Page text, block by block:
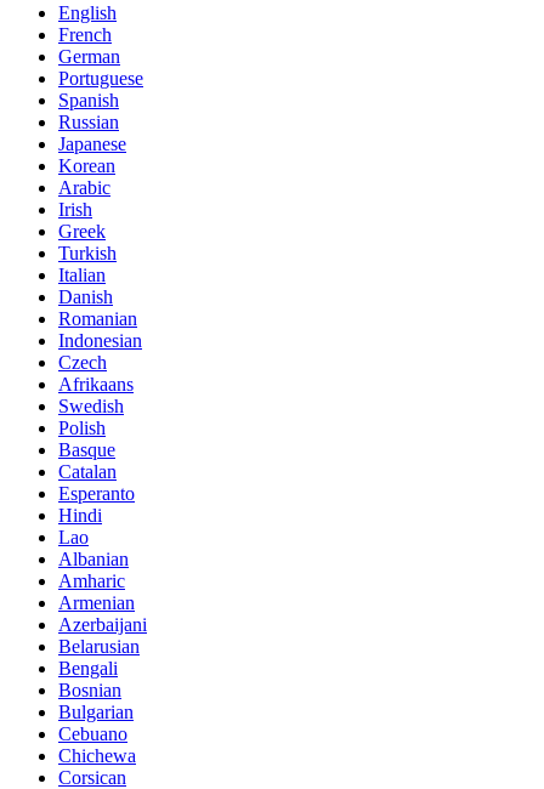
English
French
German
Portuguese
Spanish
Russian
Japanese
Korean
Arabic
Irish
Greek
Turkish
Italian
Danish
Romanian
Indonesian
Czech
Afrikaans
Swedish
Polish
Basque
Catalan
Esperanto
Hindi
Lao
Albanian
Amharic
Armenian
Azerbaijani
Belarusian
Bengali
Bosnian
Bulgarian
Cebuano
Chichewa
Corsican